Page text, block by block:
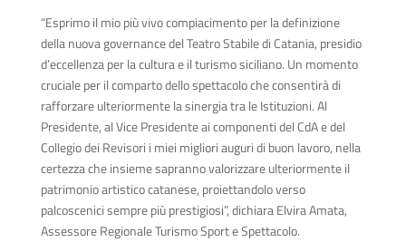
“Esprimo il mio più vivo compiacimento per la definizione
della nuova governance del Teatro Stabile di Catania, presidio
d’eccellenza per la cultura e il turismo siciliano. Un momento
cruciale per il comparto dello spettacolo che consentirà di
rafforzare ulteriormente la sinergia tra le Istituzioni. Al
Presidente, al Vice Presidente ai componenti del CdA e del
Collegio dei Revisori i miei migliori auguri di buon lavoro, nella
certezza che insieme sapranno valorizzare ulteriormente il
patrimonio artistico catanese, proiettandolo verso
palcoscenici sempre più prestigiosi”, dichiara Elvira Amata,
Assessore Regionale Turismo Sport e Spettacolo.